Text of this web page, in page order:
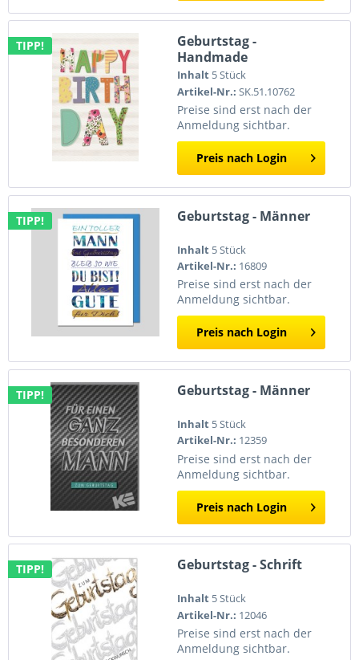
TIPP!
Geburtstag -
Handmade
Inhalt 5 Stück
Artikel-Nr.: SK.51.10762
Preise sind erst nach der
Anmeldung sichtbar.
Preis nach Login
TIPP! Geburtstag - Männer
Inhalt 5 Stück
Artikel-Nr.: 16809
Preise sind erst nach der
Anmeldung sichtbar.
Preis nach Login
TIPP! Geburtstag - Männer
Inhalt 5 Stück
Artikel-Nr.: 12359
Preise sind erst nach der
Anmeldung sichtbar.
Preis nach Login
TIPP! Geburtstag - Schrift
Inhalt 5 Stück
Artikel-Nr.: 12046
Preise sind erst nach der
Anmeldung sichtbar.